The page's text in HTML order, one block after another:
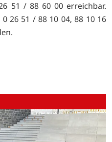
51 / 88 60 00 erreichbar.
26 51 / 88 10 04, 88 10 16